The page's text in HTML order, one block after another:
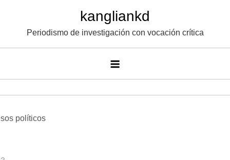
contenido
kangliankd
Periodismo de investigación con vocación crítica